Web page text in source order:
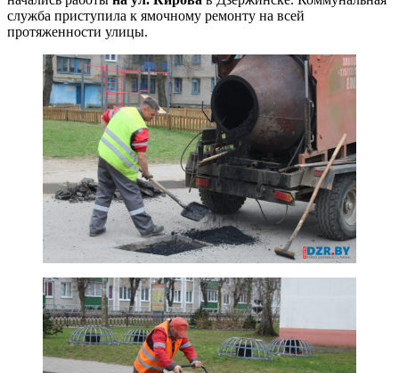
служба приступила к ямочному ремонту на всей
протяженности улицы.